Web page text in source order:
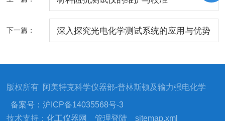
下一篇： 深入探究光电化学测试系统的应用与优势
版权所有 阿美特克科学仪器部-普林斯顿及输力强电化学
备案号：沪ICP备14035568号-3
技术支持：化工仪器网 管理登陆 sitemap.xml